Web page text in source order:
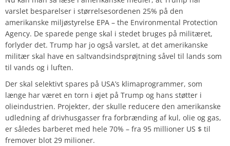
varslet besparelser i størrelsesordenen 25% på den
amerikanske miljøstyrelse EPA – the Environmental Protection
Agency. De sparede penge skal i stedet bruges på militæret,
forlyder det. Trump har jo også varslet, at det amerikanske
militær skal have en saltvandsindsprøjtning såvel til lands som
til vands og i luften.
Der skal selektivt spares på USA’s klimaprogrammer, som
længe har været en torn i øjet på Trump og hans støtter i
olieindustrien. Projekter, der skulle reducere den amerikanske
udledning af drivhusgasser fra forbrænding af kul, olie og gas,
er således barberet med hele 70% – fra 95 millioner US $ til
fremover blot 29 milioner.